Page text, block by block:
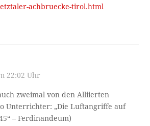
achbruecke-tirol.html
22:02 Uhr
zweimal von den Alliierten
Unterrichter: „Die Luftangriffe auf
– Ferdinandeum)